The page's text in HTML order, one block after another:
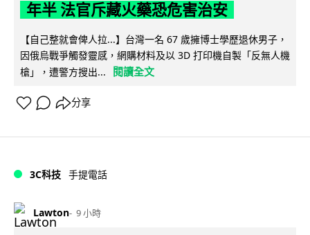
年半 法官斥藏火藥恐危害治安
【自己整就會俾人拉...】台灣一名 67 歲擁博士學歷退休男子，
因俄烏戰爭觸發靈感，網購材料及以 3D 打印機自製「反無人機
槍」，遭警方搜出...
閱讀全文
分享
3C科技 手提電話
Lawton 9 小時